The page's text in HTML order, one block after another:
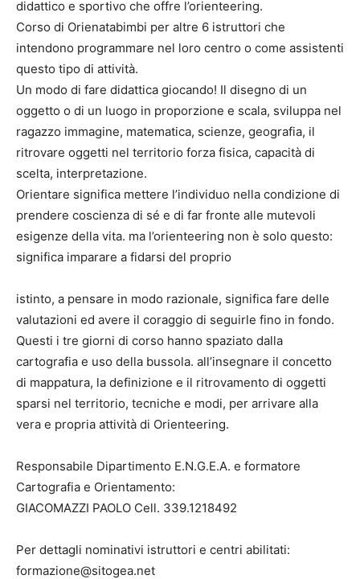
didattico e sportivo che offre l’orienteering.
Corso di Orienatabimbi per altre 6 istruttori che
intendono programmare nel loro centro o come assistenti
questo tipo di attività.
Un modo di fare didattica giocando! Il disegno di un
oggetto o di un luogo in proporzione e scala, sviluppa nel
ragazzo immagine, matematica, scienze, geografia, il
ritrovare oggetti nel territorio forza fisica, capacità di
scelta, interpretazione.
Orientare significa mettere l’individuo nella condizione di
prendere coscienza di sé e di far fronte alle mutevoli
esigenze della vita. ma l’orienteering non è solo questo:
significa imparare a fidarsi del proprio
istinto, a pensare in modo razionale, significa fare delle
valutazioni ed avere il coraggio di seguirle fino in fondo.
Questi i tre giorni di corso hanno spaziato dalla
cartografia e uso della bussola. all’insegnare il concetto
di mappatura, la definizione e il ritrovamento di oggetti
sparsi nel territorio, tecniche e modi, per arrivare alla
vera e propria attività di Orienteering.
Responsabile Dipartimento E.N.G.E.A. e formatore
Cartografia e Orientamento:
GIACOMAZZI PAOLO Cell. 339.1218492
Per dettagli nominativi istruttori e centri abilitati:
formazione@sitogea.net